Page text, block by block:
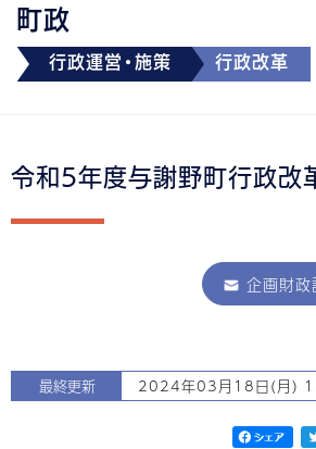
町政
行政運営・施策 行政改革
令和5年度与謝野町行政改
企画財政
最終更新 2024年03月18日(月)